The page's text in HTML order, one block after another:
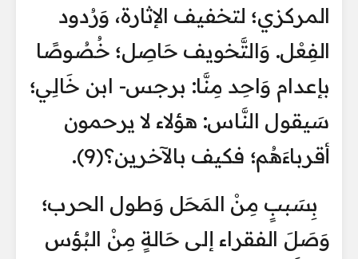
المركزي؛ لتخفيف الإثارة، وَرُدود
الفِعْل. وَالتَّخويف حَاصِل؛ خُصُوصًا
بإعدام وَاحِد مِنَّا: برجس- ابن خَالِي؛
سَيقول النَّاس: هؤلاء لا يرحمون
أقرباءَهُم؛ فكيف بالآخرين؟(9).
بِسَببٍ مِنْ المَحَل وَطول الحرب؛
وَصَلَ الفقراء إلى حَالةٍ مِنْ البُؤس